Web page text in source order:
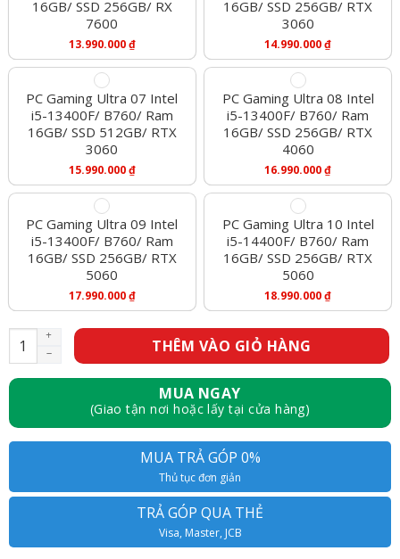
16GB/ SSD 256GB/ RX
7600
13.990.000₫
16GB/ SSD 256GB/ RTX
3060
14.990.000₫
PC Gaming Ultra 07 Intel
i5-13400F/ B760/ Ram
16GB/ SSD 512GB/ RTX
3060
15.990.000₫
PC Gaming Ultra 08 Intel
i5-13400F/ B760/ Ram
16GB/ SSD 256GB/ RTX
4060
16.990.000₫
PC Gaming Ultra 09 Intel
i5-13400F/ B760/ Ram
16GB/ SSD 256GB/ RTX
5060
17.990.000₫
PC Gaming Ultra 10 Intel
i5-14400F/ B760/ Ram
16GB/ SSD 256GB/ RTX
5060
18.990.000₫
PC Gaming Ultra 03 Intel i5-12400F/ B660/ Ram 16GB/ SSD
THÊM VÀO GIỎ HÀNG
MUA NGAY
(Giao tận nơi hoặc lấy tại cửa hàng)
MUA TRẢ GÓP 0%
Thủ tục đơn giản
TRẢ GÓP QUA THẺ
Visa, Master, JCB